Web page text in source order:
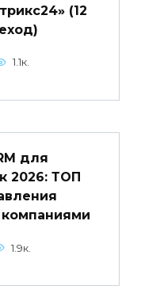
(12
1.1к.
для
2026: ТОП
1.9к.